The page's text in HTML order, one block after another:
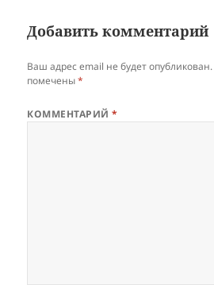
Добавить комментарий
Ваш адрес email не будет опубликован.
помечены*
КОММЕНТАРИЙ*